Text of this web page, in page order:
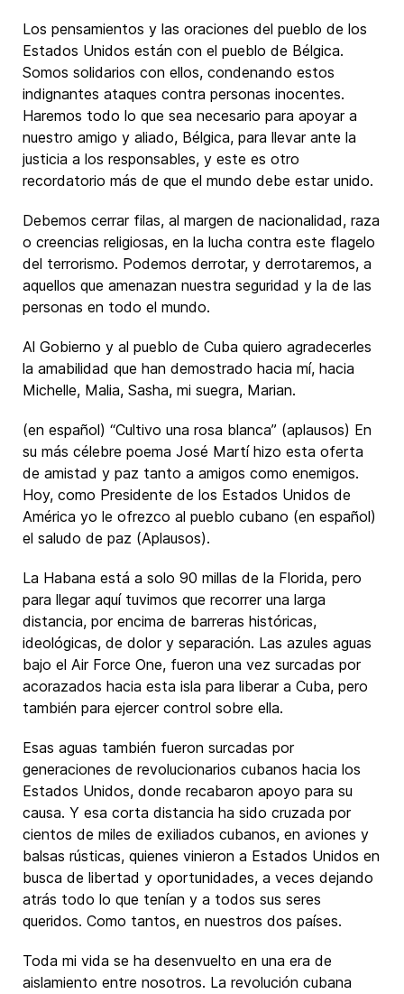
Los pensamientos y las oraciones del pueblo de los
Estados Unidos están con el pueblo de Bélgica.
Somos solidarios con ellos, condenando estos
indignantes ataques contra personas inocentes.
Haremos todo lo que sea necesario para apoyar a
nuestro amigo y aliado, Bélgica, para llevar ante la
justicia a los responsables, y este es otro
recordatorio más de que el mundo debe estar unido.
Debemos cerrar filas, al margen de nacionalidad, raza
o creencias religiosas, en la lucha contra este flagelo
del terrorismo. Podemos derrotar, y derrotaremos, a
aquellos que amenazan nuestra seguridad y la de las
personas en todo el mundo.
Al Gobierno y al pueblo de Cuba quiero agradecerles
la amabilidad que han demostrado hacia mí, hacia
Michelle, Malia, Sasha, mi suegra, Marian.
(en español) “Cultivo una rosa blanca” (aplausos) En
su más célebre poema José Martí hizo esta oferta
de amistad y paz tanto a amigos como enemigos.
Hoy, como Presidente de los Estados Unidos de
América yo le ofrezco al pueblo cubano (en español)
el saludo de paz (Aplausos).
La Habana está a solo 90 millas de la Florida, pero
para llegar aquí tuvimos que recorrer una larga
distancia, por encima de barreras históricas,
ideológicas, de dolor y separación. Las azules aguas
bajo el Air Force One, fueron una vez surcadas por
acorazados hacia esta isla para liberar a Cuba, pero
también para ejercer control sobre ella.
Esas aguas también fueron surcadas por
generaciones de revolucionarios cubanos hacia los
Estados Unidos, donde recabaron apoyo para su
causa. Y esa corta distancia ha sido cruzada por
cientos de miles de exiliados cubanos, en aviones y
balsas rústicas, quienes vinieron a Estados Unidos en
busca de libertad y oportunidades, a veces dejando
atrás todo lo que tenían y a todos sus seres
queridos. Como tantos, en nuestros dos países.
Toda mi vida se ha desenvuelto en una era de
aislamiento entre nosotros. La revolución cubana